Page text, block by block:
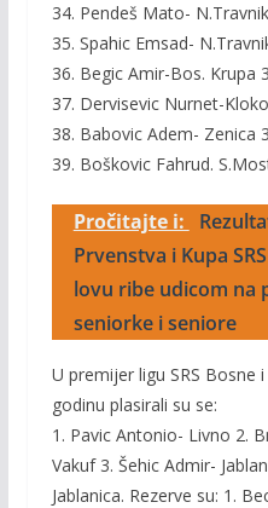
34. Pendeš Mato-
35. Spahic Emsad-
36. Begic Amir-Bos. Krupa
37. Dervisevic Nurnet-
38. Babovic Adem- Zenica
39. Boškovic Fahrud.
Pročitajte i:
Prvenstva i Kupa
lovu ribe udicom na
seniorke i seniore
U premijer ligu SRS Bosne
godinu plasirali su se:
1. Pavic Antonio- Livno 2.
Vakuf 3. Šehic Admir-
Jablanica. Rezerve su: 1.